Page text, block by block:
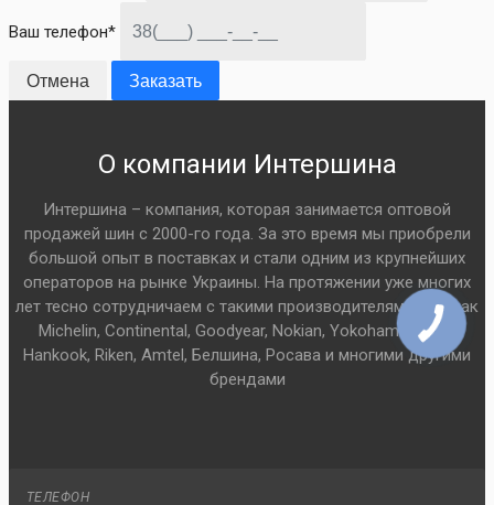
Ваш телефон*
Отмена Заказать
О компании Интершина
Интершина – компания, которая занимается оптовой
продажей шин с 2000-го года. За это время мы приобрели
большой опыт в поставках и стали одним из крупнейших
операторов на рынке Украины. На протяжении уже многих
лет тесно сотрудничаем с такими производителями шин как
Michelin, Continental, Goodyear, Nokian, Yokohama, Pirelli,
Hankook, Riken, Amtel, Белшина, Росава и многими другими
брендами
ТЕЛЕФОН